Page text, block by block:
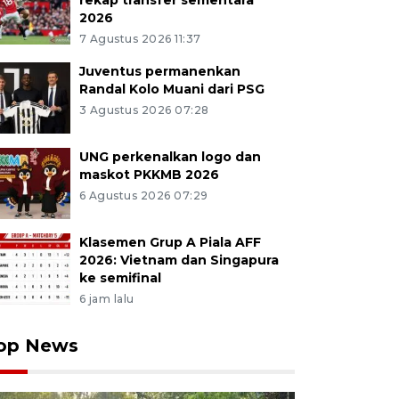
2026
7 Agustus 2026 11:37
Juventus permanenkan
Randal Kolo Muani dari PSG
3 Agustus 2026 07:28
UNG perkenalkan logo dan
maskot PKKMB 2026
6 Agustus 2026 07:29
Klasemen Grup A Piala AFF
2026: Vietnam dan Singapura
ke semifinal
6 jam lalu
News